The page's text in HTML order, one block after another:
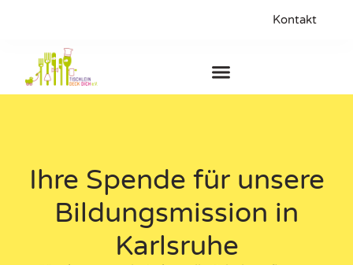
Kontakt
Ihre Spende für unsere
Bildungsmission in
Karlsruhe